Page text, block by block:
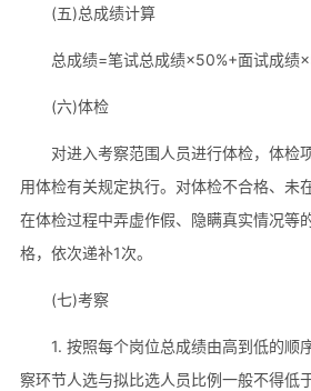
(五)总成绩计算
总成绩=笔试总成绩×50%+面试成绩
(六)体检
对进入考察范围人员进行体检，体检
用体检有关规定执行。对体检不合格、未
在体检过程中弄虚作假、隐瞒真实情况等
格，依次递补1次。
(七)考察
1. 按照每个岗位总成绩由高到低的顺
察环节人选与拟比选人员比例一般不得低